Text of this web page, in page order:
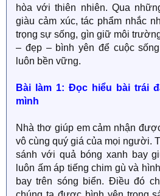
hòa với thiên nhiên. Qua
giàu cảm xúc, tác phẩm nhắc
trọng sự sống, gìn giữ môi
– đẹp – bình yên để cuộc
luôn bền vững.
Bài làm 1: Đọc hiểu bài trái
mình
Nhà thơ giúp em cảm nhận
vô cùng quý giá của mọi người.
sánh với quả bóng xanh bay
luôn ấm áp tiếng chim gù và
bay trên sóng biển. Điều đó